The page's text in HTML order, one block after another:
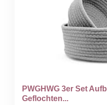
PWGHWG 3er Set
Geflochten...